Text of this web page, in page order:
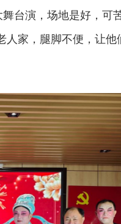
台演，场地是好，可
人家，腿脚不便，让他